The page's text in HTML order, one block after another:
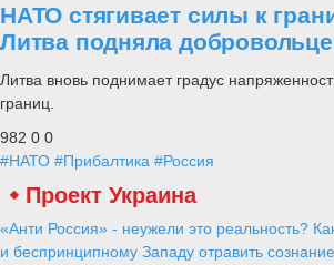
НАТО стягивает силы к
Литва подняла
Литва вновь поднимает градус
границ.
982 0 0
#НАТО #Прибалтика #Россия
Проект Украина
«Анти Россия» - неужели это реальность?
и беспринципному Западу отравить